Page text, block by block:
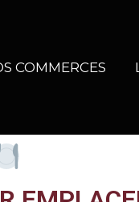
COMMERCES